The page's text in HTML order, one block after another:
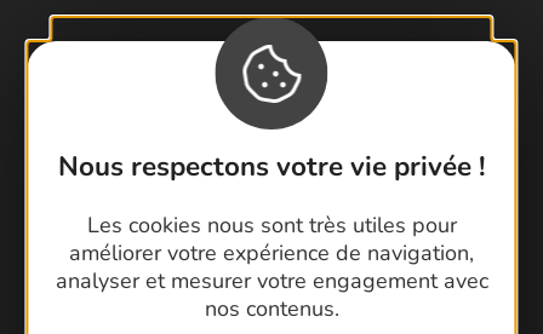
Nous respectons votre vie privée !
Les cookies nous sont très utiles pour
améliorer votre expérience de navigation,
analyser et mesurer votre engagement avec
nos contenus.
Contactez-nous !
Foire aux questions
Brochures
Latitude Gard